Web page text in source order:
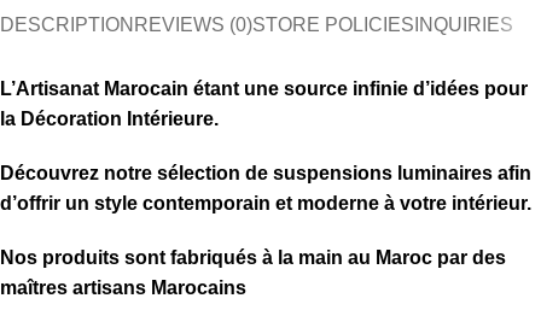
DESCRIPTION REVIEWS (0)STORE POLICIES INQUIRIES
L’Artisanat Marocain étant une source infinie d’idées pour
la Décoration Intérieure.
Découvrez notre sélection de suspensions luminaires afin
d’offrir un style contemporain et moderne à votre intérieur.
Nos produits sont fabriqués à la main au Maroc par des
maîtres artisans Marocains